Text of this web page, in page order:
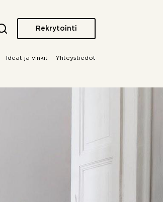
Rekrytointi
Ideat ja vinkit Yhteystiedot